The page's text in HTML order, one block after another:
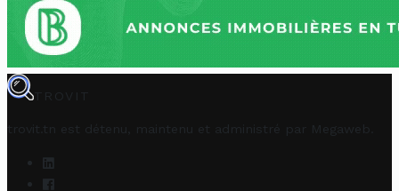
TROVIT
trovit.tn est détenu, maintenu et administré par Megaweb